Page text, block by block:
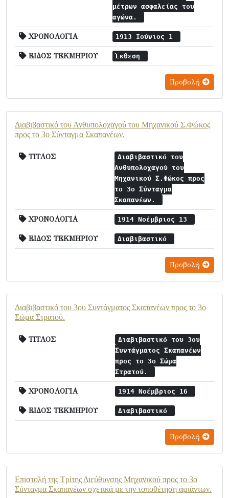
μέτρων ασφαλείας του
αγώνα.
ΧΡΟΝΟΛΟΓΙΑ 1913 Ιούνιος 1
ΕΙΔΟΣ ΤΕΚΜΗΡΙΟΥ Έκθεση
Προβολή
Διαβιβαστικό του Ανθυπολοχαγού του Μηχανικού Σ.Φώκος
προς το 3ο Σύνταγμα Σκαπανέων.
ΤΙΤΛΟΣ
Διαβιβαστικό του
Ανθυπολοχαγού του
Μηχανικού Σ.Φώκος προς
το 3ο Σύνταγμα
Σκαπανέων.
ΧΡΟΝΟΛΟΓΙΑ 1914 Νοέμβριος 13
ΕΙΔΟΣ ΤΕΚΜΗΡΙΟΥ Διαβιβαστικό
Προβολή
Διαβιβαστικό του 3ου Συντάγματος Σκαπανέων προς το 3ο
Σώμα Στρατού.
ΤΙΤΛΟΣ
Διαβιβαστικό του 3ου
Συντάγματος Σκαπανέων
προς το 3ο Σώμα
Στρατού.
ΧΡΟΝΟΛΟΓΙΑ 1914 Νοέμβριος 16
ΕΙΔΟΣ ΤΕΚΜΗΡΙΟΥ Διαβιβαστικό
Προβολή
Επιστολή της Τρίτης Διεύθυνσης Μηχανικού προς το 3ο
Σύνταγμα Σκαπανέων σχετικά με την τοποθέτηση αμιάντων.